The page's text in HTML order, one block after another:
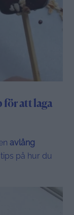
för att laga
avlång
på hur du